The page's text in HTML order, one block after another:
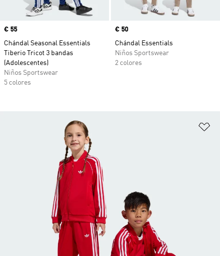
Precio
€ 55
Chándal Seasonal Essentials
Tiberio Tricot 3 bandas
(Adolescentes)
Niños Sportswear
5 colores
Precio
€ 50
Chándal Essentials
Niños Sportswear
2 colores